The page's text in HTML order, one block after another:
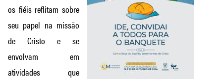
os fiéis reflitam sobre
seu papel na missão
de Cristo e se
envolvam em
atividades que